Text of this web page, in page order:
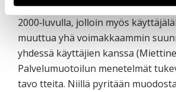
Muotoilussa palvelujen
2000‐luvulla, jolloin myös
muuttua yhä voimakkaammin
yhdessä käyttäjien kanssa
Palvelumuotoilun menetelmät
tavo tteita. Niillä pyritään